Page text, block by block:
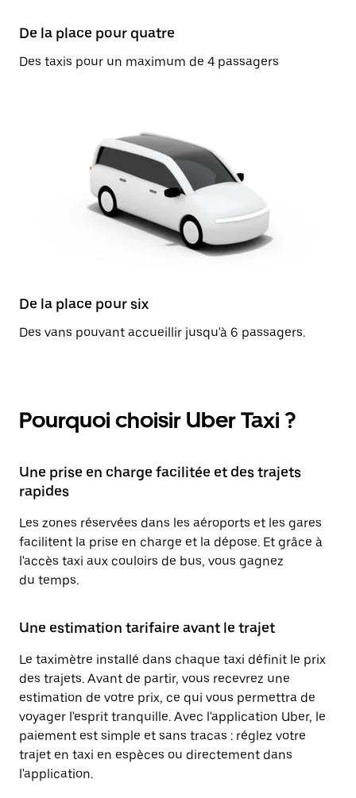
De la place pour quatre
Des taxis pour un maximum de 4 passagers
De la place pour six
Des vans pouvant accueillir jusqu'à 6 passagers.
Pourquoi choisir Uber Taxi ?
Une prise en charge facilitée et des trajets
rapides
Les zones réservées dans les aéroports et les gares
facilitent la prise en charge et la dépose. Et grâce à
l'accès taxi aux couloirs de bus, vous gagnez
du temps.
Une estimation tarifaire avant le trajet
Le taximètre installé dans chaque taxi définit le prix
des trajets. Avant de partir, vous recevrez une
estimation de votre prix, ce qui vous permettra de
voyager l'esprit tranquille. Avec l'application Uber, le
paiement est simple et sans tracas : réglez votre
trajet en taxi en espèces ou directement dans
l'application.